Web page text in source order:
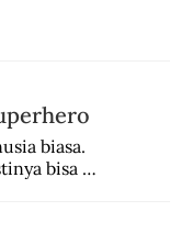
biasa.
bisa